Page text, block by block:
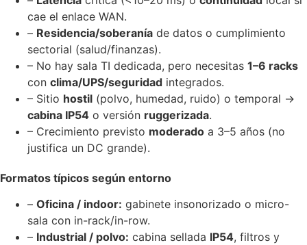
cae el enlace WAN.
– Residencia/soberanía de datos o cumplimiento
sectorial (salud/finanzas).
– No hay sala TI dedicada, pero necesitas 1–6 racks
con clima/UPS/seguridad integrados.
– Sitio hostil (polvo, humedad, ruido) o temporal →
cabina IP54 o versión ruggerizada.
– Crecimiento previsto moderado a 3–5 años (no
justifica un DC grande).
Formatos típicos según entorno
– Oficina / indoor: gabinete insonorizado o micro-
sala con in-rack/in-row.
– Industrial / polvo: cabina sellada IP54, filtros y